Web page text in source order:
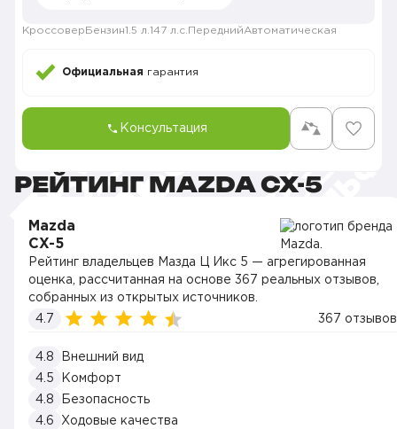
Кроссовер Бензин1.5 л. 147 л.с. ПереднийАвтоматическая
Официальная гарантия
Консультация
РЕЙТИНГ MAZDA CX-5
Mazda
CX-5
Рейтинг владельцев Мазда Ц Икс 5 — агрегированная
оценка, рассчитанная на основе 367 реальных отзывов,
собранных из открытых источников.
4.7
367 отзывов
4.8
Внешний вид
4.5
Комфорт
4.8
Безопасность
4.6
Ходовые качества